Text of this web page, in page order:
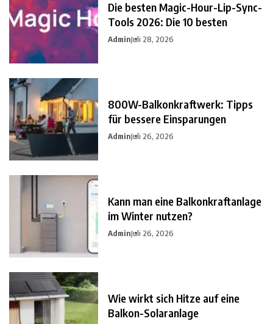
Die besten Magic-Hour-Lip-Sync-
Tools 2026: Die 10 besten
AdminJuli 28, 2026
800W-Balkonkraftwerk: Tipps
für bessere Einsparungen
AdminJuli 26, 2026
Kann man eine Balkonkraftanlage
im Winter nutzen?
AdminJuli 26, 2026
Wie wirkt sich Hitze auf eine
Balkon-Solaranlage